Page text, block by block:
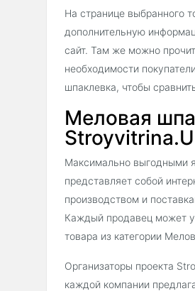
На странице выбранного
дополнительную
сайт. Там же можно
необходимости
шпаклевка, чтобы
Меловая
Максимально выгодными
представляет собой
производством и
Каждый продавец может
товара из категории
Организаторы проекта
каждой компании